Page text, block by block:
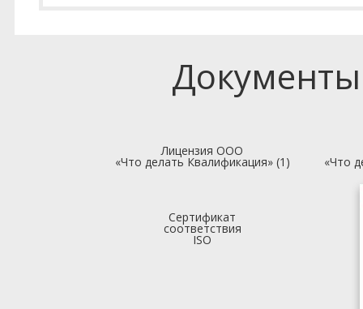
Лицензия ООО
«Что делать Квалификация» (1) «Что
Сертификат
соответствия
ISO